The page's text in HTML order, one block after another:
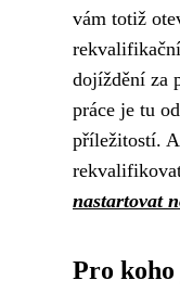
vám totiž
dojíždění za
práce je tu
příležitostí.
nastartovat
Pro koho